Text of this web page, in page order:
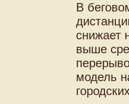
В
снижает
выше
модель